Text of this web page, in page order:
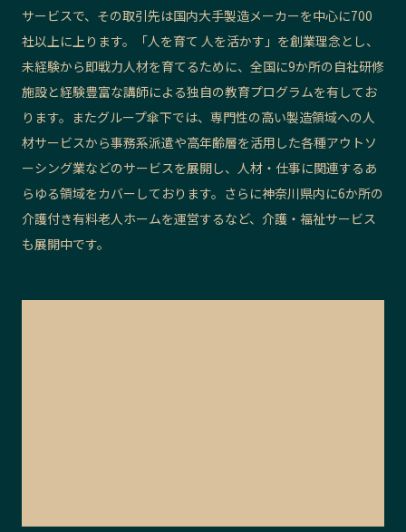
サービスで、その取引先は国内大手製造メーカーを中心に700
社以上に上ります。「人を育て 人を活かす」を創業理念とし、
未経験から即戦力人材を育てるために、全国に9か所の自社研修
施設と経験豊富な講師による独自の教育プログラムを有してお
ります。またグループ傘下では、専門性の高い製造領域への人
材サービスから事務系派遣や高年齢層を活用した各種アウトソ
ーシング業などのサービスを展開し、人材・仕事に関連するあ
らゆる領域をカバーしております。さらに神奈川県内に6か所の
介護付き有料老人ホームを運営するなど、介護・福祉サービス
も展開中です。